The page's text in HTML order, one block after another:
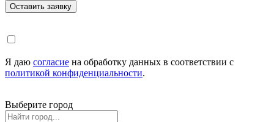
Я даю согласие на обработку данных в соответствии с
политикой конфиденциальности.
Выберите город